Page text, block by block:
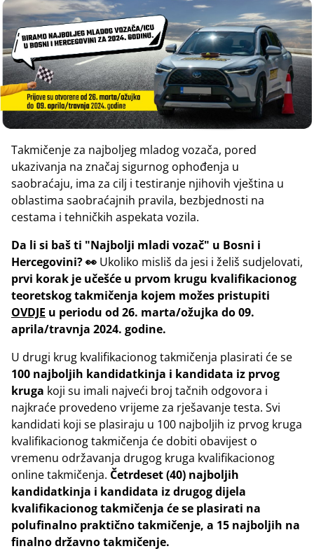
Takmičenje za najboljeg mladog vozača, pored
ukazivanja na značaj sigurnog ophođenja u
saobraćaju, ima za cilj i testiranje njihovih vještina u
oblastima saobraćajnih pravila, bezbjednosti na
cestama i tehničkih aspekata vozila.
Da li si baš ti "Najbolji mladi vozač" u Bosni i
Hercegovini? 👀 Ukoliko misliš da jesi i želiš sudjelovati,
prvi korak je učešće u prvom krugu kvalifikacionog
teoretskog takmičenja kojem možes pristupiti
OVDJE u periodu od 26. marta/ožujka do 09.
aprila/travnja 2024. godine.
U drugi krug kvalifikacionog takmičenja plasirati će se
100 najboljih kandidatkinja i kandidata iz prvog
kruga koji su imali najveći broj tačnih odgovora i
najkraće provedeno vrijeme za rješavanje testa. Svi
kandidati koji se plasiraju u 100 najboljih iz prvog kruga
kvalifikacionog takmičenja će dobiti obavijest o
vremenu održavanja drugog kruga kvalifikacionog
online takmičenja. Četrdeset (40) najboljih
kandidatkinja i kandidata iz drugog dijela
kvalifikacionog takmičenja će se plasirati na
polufinalno praktično takmičenje, a 15 najboljih na
finalno državno takmičenje.